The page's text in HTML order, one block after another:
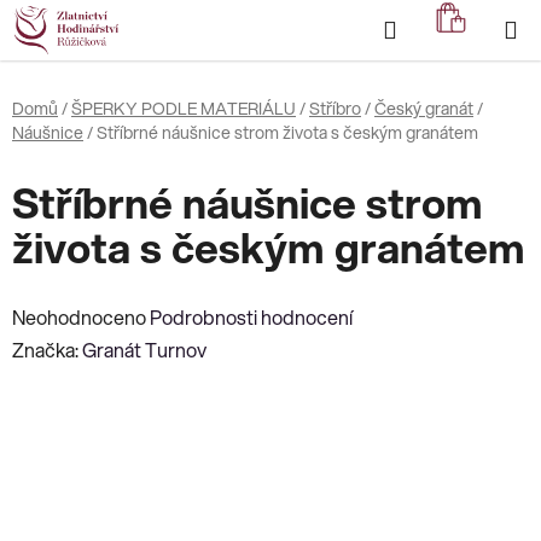
Přejít
na
obsah
Hledat
KOŠÍK
Domů /ŠPERKY PODLE MATERIÁLU /Stříbro/Český granát/
Náušnice/Stříbrné náušnice strom života s českým granátem
Stříbrné náušnice strom
života s českým granátem
Průměrné
hodnocení
NeohodnocenoPodrobnosti hodnocení
Značka:Granát Turnov